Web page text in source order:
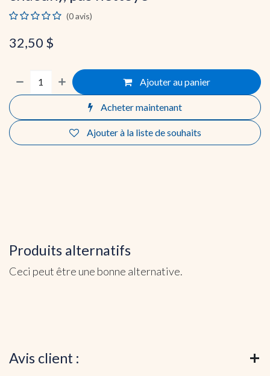
(0 avis)
32,50 $
Ajouter au panier
Acheter maintenant
Ajouter à la liste de souhaits
Produits alternatifs
Ceci peut être une bonne alternative.
Avis client :